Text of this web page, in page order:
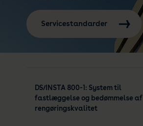
Servicestandarder
DS/INSTA 800-1: System til
fastlæggelse og bedømmelse af
rengøringskvalitet